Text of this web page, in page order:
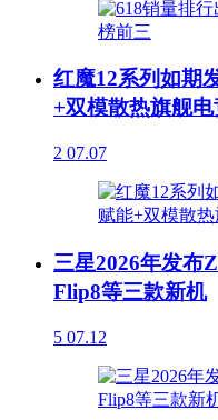
红魔12系列如期
+双模散热旗舰
2 07.07
三星2026年发布
Flip8等三款新机
5 07.12